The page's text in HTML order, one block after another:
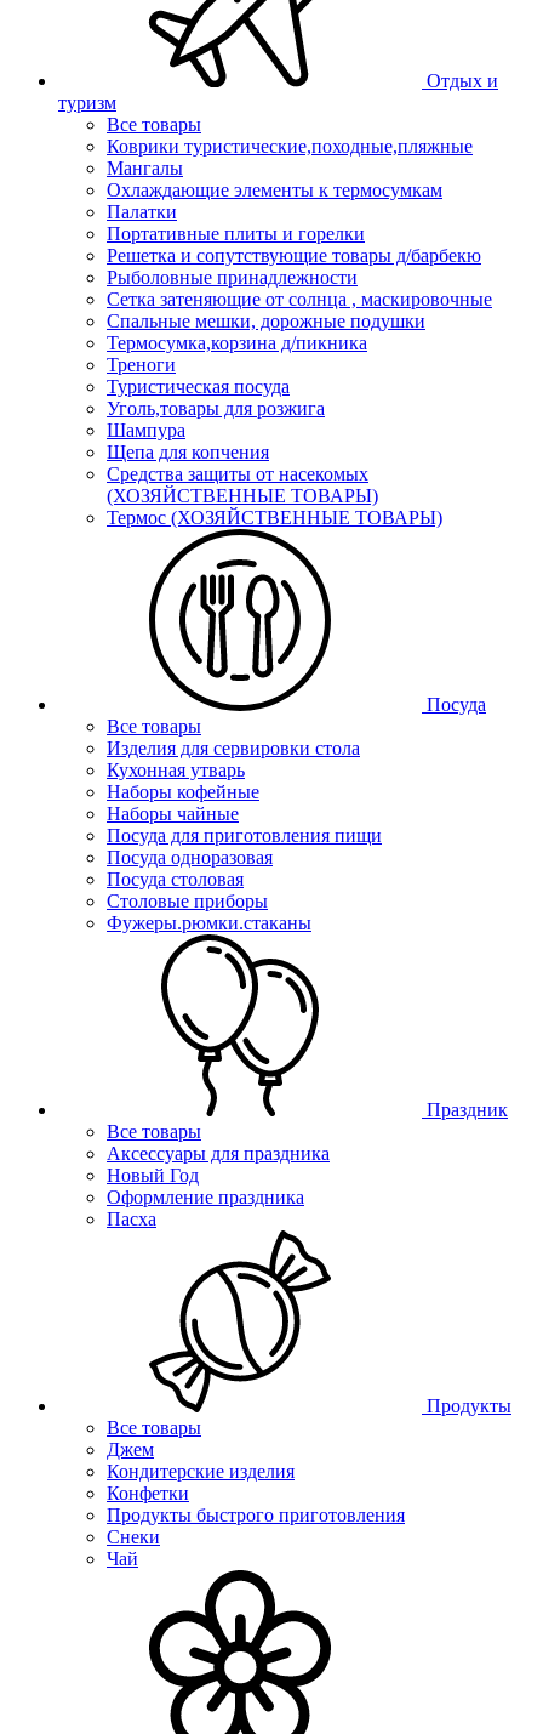
Отдых и
туризм
Все товары
Коврики туристические,походные,пляжные
Мангалы
Охлаждающие элементы к термосумкам
Палатки
Портативные плиты и горелки
Решетка и сопутствующие товары д/барбекю
Рыболовные принадлежности
Сетка затеняющие от солнца , маскировочные
Спальные мешки, дорожные подушки
Термосумка,корзина д/пикника
Треноги
Туристическая посуда
Уголь,товары для розжига
Шампура
Щепа для копчения
Средства защиты от насекомых
(ХОЗЯЙСТВЕННЫЕ ТОВАРЫ)
Термос (ХОЗЯЙСТВЕННЫЕ ТОВАРЫ)
Посуда
Все товары
Изделия для сервировки стола
Кухонная утварь
Наборы кофейные
Наборы чайные
Посуда для приготовления пищи
Посуда одноразовая
Посуда столовая
Столовые приборы
Фужеры.рюмки.стаканы
Праздник
Все товары
Аксессуары для праздника
Новый Год
Оформление праздника
Пасха
Продукты
Все товары
Джем
Кондитерские изделия
Конфетки
Продукты быстрого приготовления
Снеки
Чай